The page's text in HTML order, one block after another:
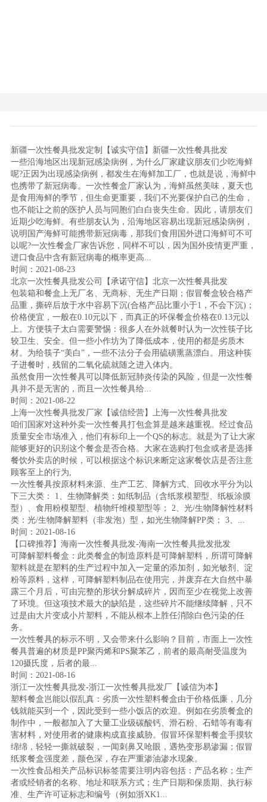
新疆一次性餐具批发定制【诚实守信】新疆一次性餐具批发
一些沿海地区出现新冠感染病例，为什么厂家建议朋友们少吃海鲜
呢?正因为出现感染病例，都发生在海鲜加工厂，也就是说，海鲜中
也携带了新冠病毒。一次性餐盒厂家认为，海鲜虽然美味，夏天也
是食用海鲜的季节，但生命更重要，我们不光要保护自己的生命，
也不能让之前的医护人员与同胞们白白丧失生命。因此，请朋友们
近期少吃海鲜。有些朋友认为，沿海地区容易出现新冠感染病例，
说明国产海鲜可能携带新冠病毒，那我们食用国外进口海鲜可不可
以呢?一次性餐盒厂家告诉您，同样不可以，因为国外疫情更严重，
进口食品中含有新冠病毒的概率更高...
时间：2021-08-23
北京一次性餐具批发公司【承诺守信】北京一次性餐具批发
包装箱和餐盒上无厂名、无商标、无生产日期；假冒餐盒较合格产
品重，撕碎后放于水中容易下沉(合格产品比重小于1，不会下沉)；
价格便宜，一般在0.10元以下，而真正的环保餐盒价格在0.13元以
上。方便筷子太白需要警惕：很多人在外就餐时认为一次性筷子比
较卫生、安全。但一些小作坊为了降低成本，使用的都是劣质木
材。为给筷子“美白”，一些不法分子会用硫磺熏蒸漂白。用这种筷
子进餐时，残留的二氧化硫就随之进入体内。
虽然食用一次性餐具可以降低新冠肺炎传染的风险，但是一次性餐
具并不是无害的，而且一次性餐具给...
时间：2021-08-22
上海一次性餐具批发厂家【诚信经营】上海一次性餐具批发
咱们国家对这种外卖一次性餐具打包盒算是越来越重视。经过食品
质量安全市场准入，他们有标印上一个QS的标志。就是为了让大家
能够更好的识别这个餐盒是否合格。大家在选购打包盒或者是选择
餐饮外卖店的时候，可以根据这个标识来断定这家餐饮店是否注意
顾客至上的行为,
一次性餐具按原材料来源、生产工艺、降解方式、回收水平分为以
下三大类： 1、生物降解类：如纸制品（含纸浆模塑型、纸板涂膜
型）、食用粉模塑型、植物纤维模塑型等； 2、光/生物降解性材料
类：光/生物降解塑料（非发泡）型，如光生物降解PP类； 3、...
时间：2021-08-16
【口碑推荐】海南一次性餐具批发-海南一次性餐具批发批发
可降解塑料餐盒：此类餐盒的制造原料是可降解塑料，所谓可降解
塑料就是在塑料的生产过程中加入一定量的添加剂，如光敏剂、淀
粉等原料，这样，可降解塑料制品在使用完，并废弃在大自然中暴
露三个月后，可由完整的形状分解成碎片，因而至少在视觉上改善
了环境。但这项技术最大的缺陷是，这些碎片不能继续降解，只不
过是由大片变成小片塑料，不能从根本上胜任消除白色污染的任
务。
一次性餐具的标示不明，又会带来什么影响？目前，市面上一次性
餐具普遍的材质是PP聚丙烯和PS聚苯乙，前者的最高耐受温度为
120摄氏度，后者的最...
时间：2021-08-16
浙江一次性餐具批发-浙江一次性餐具批发厂【诚信为本】
塑料餐盒岂能以假乱真：劣质一次性塑料餐盒由于价格低廉，几分
钱就能买到一个，因此受到一些小饭店的欢迎。例如在劣质餐盒的
制作中，一般都加入了大量工业级碳酸钙、滑石粉、石蜡等有毒有
害材料，对使用者的健康构成直接威胁。假冒环保塑料餐盒手摸软
绵绵，轻轻一撕就破裂，一闻刺鼻又呛眼，遇热变形易渗漏；假冒
纸浆餐盒强度差，颜色深，存在严重渗油渗水现象。
一次性食品相关产品标识标签需要注明内容包括：产品名称；生产
者或经销者的名称、地址和联系方式；生产日期和保质期、执行标
准、生产许可证标志和编号（例如浙XK1...